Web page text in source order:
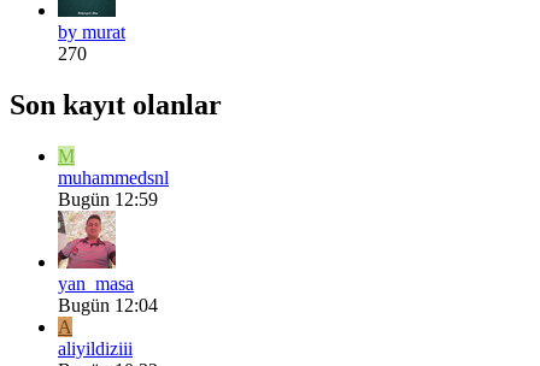
by murat
270
Son kayıt olanlar
M
muhammedsnl
Bugün 12:59
yan_masa
Bugün 12:04
A
aliyildiziii